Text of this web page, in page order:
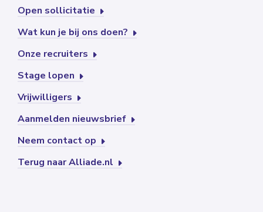
Open sollicitatie
Wat kun je bij ons doen?
Onze recruiters
Stage lopen
Vrijwilligers
Aanmelden nieuwsbrief
Neem contact op
Terug naar Alliade.nl